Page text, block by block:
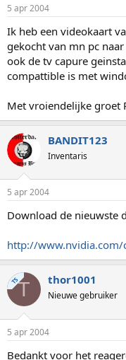
s
t
a
r
t
e
m
5 apr 2004
Ik heb een videokaart
gekocht van mn pc
ook de tv capure
compattible is met
Met vroiendelijke groet
BANDIT123
Inventaris
5 apr 2004
Download de nieuwste
http://
TST thor1001
Nieuwe gebruiker
5 apr 2004
Bedankt voor het